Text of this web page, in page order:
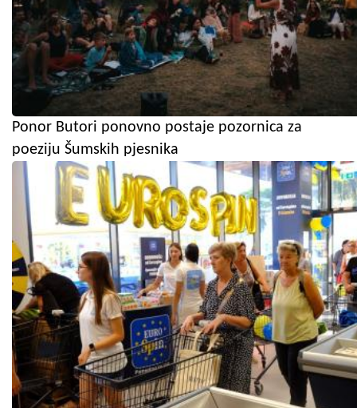
Ponor Butori ponovno postaje pozornica za
poeziju Šumskih pjesnika